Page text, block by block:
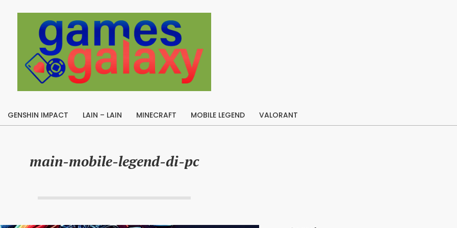
B
i
A
Primary
GENSHIN IMPACT LAIN – LAIN MINECRAFT MOBILE LEGEND VALORANT
main-mobile-legend-di-pc